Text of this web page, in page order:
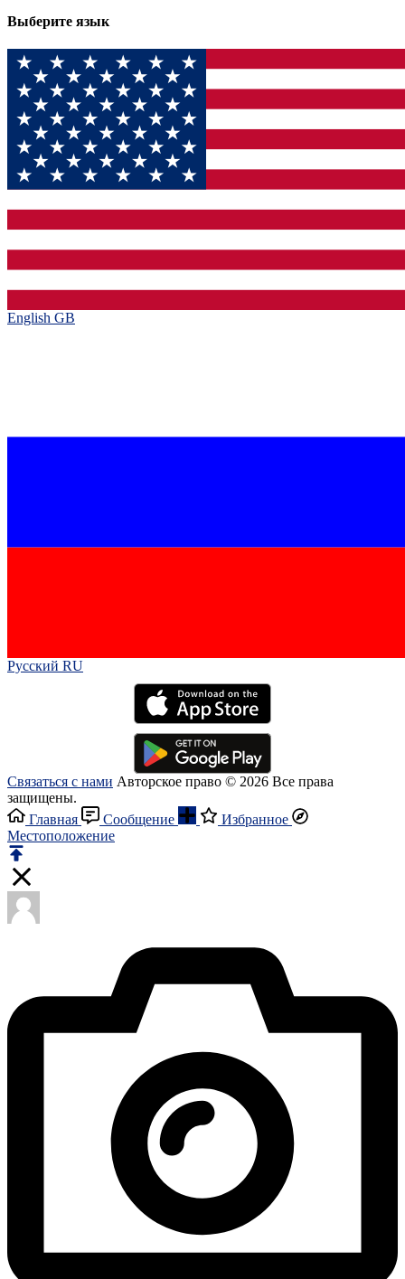
Выберите язык
English GB‎
Русский RU‎
Связаться с нами Авторское право © 2026 Все права
защищены.
Главная
Сообщение
Избранное
Местоположение